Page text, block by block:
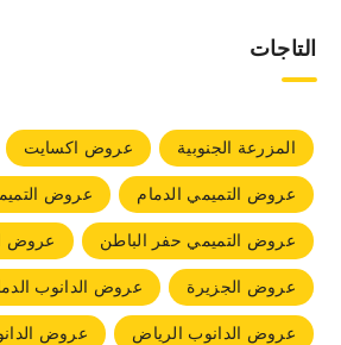
التاجات
المزرعة الجنوبية عروض اكسايت
عروض التميمي الدمام
عروض
عروض التميمي حفر الباطن
عروض
عروض الجزيرة
عروض الدانوب
عروض الدانوب الرياض
عروض